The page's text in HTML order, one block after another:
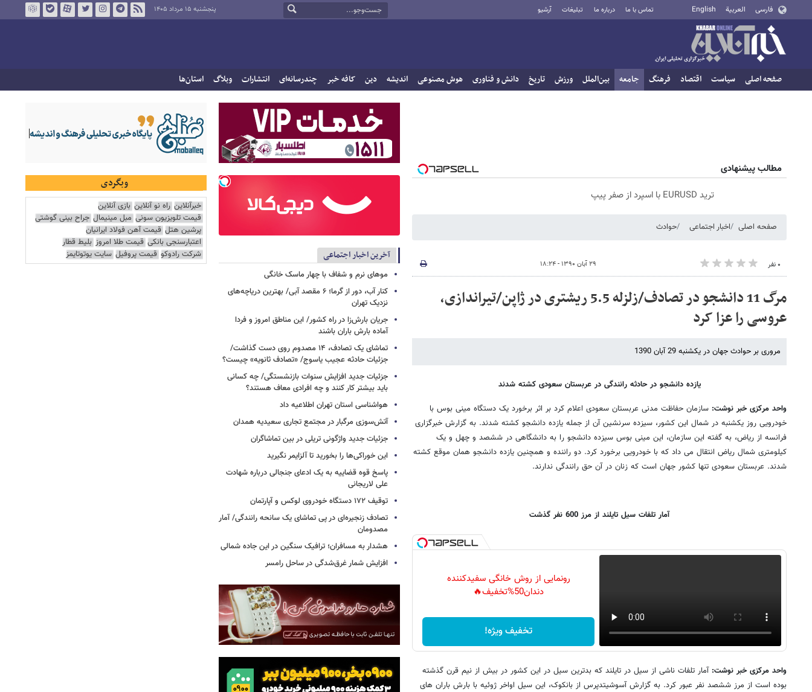
فارسی العربية English تماس با ما درباره ما تبلیغات آرشیو پنجشنبه ۱۵ مرداد ۱۴۰۵
صفحه اصلی سیاست اقتصاد فرهنگ جامعه بین‌الملل ورزش تاریخ دانش و فناوری هوش مصنوعی اندیشه دین کافه خبر چندرسانه‌ای انتشارات وبلاگ استان‌ها
مطالب پیشنهادی
ترید EURUSD با اسپرد از صفر پیپ
صفحه اصلی اخبار اجتماعی حوادث
۰ نفر ۲۹ آبان ۱۳۹۰ - ۱۸:۲۴
مرگ 11 دانشجو در تصادف/زلزله 5.5 ریشتری در ژاپن/تیراندازی،
عروسی را عزا کرد
مروری بر حوادث جهان در یکشنبه 29 آبان 1390
یازده دانشجو در حادثه رانندگی در عربستان سعودی کشته شدند
واحد مرکزی خبر نوشت: سازمان حفاظت مدنی عربستان سعودی اعلام کرد بر اثر برخورد یک دستگاه مینی بوس با
خودرویی روز یکشنبه در شمال این کشور، سیزده سرنشین آن از جمله یازده دانشجو کشته شدند. به گزارش خبرگزاری
فرانسه از ریاض،‌ به گفته این سازمان، این مینی بوس سیزده دانشجو را به دانشگاهی در ششصد و چهل و یک
کیلومتری شمال ریاض انتقال می داد که با خودرویی برخورد کرد. دو راننده و همچنین یازده دانشجو همان موقع کشته
شدند. عربستان سعودی تنها کشور جهان است که زنان در آن حق رانندگی ندارند.
آمار تلفات سیل تایلند از مرز 600 نفر گذشت
رونمایی از روش خانگی سفیدکننده
دندان50%تخفیف🔥
تخفیف ویژه!
واحد مرکزی خبر نوشت:آمار تلفات ناشی از سیل در تایلند که بدترین سیل در این کشور در بیش از نیم قرن گذشته
بوده است از مرز ششصد نفر عبور کرد. به گزارش آسوشیتدپرس از بانکوک، این سیل اواخر ژوئیه با بارش باران های
آخرین اخبار اجتماعی
موهای نرم و شفاف با چهار ماسک خانگی
کنار آب، دور از گرما؛ ۶ مقصد آبی/ بهترین دریاچه‌های
نزدیک تهران
جریان بارش‌زا در راه کشور/ این مناطق امروز و فردا
آماده بارش باران باشند
تماشای یک تصادف، ۱۴ مصدوم روی دست گذاشت/
جزئیات حادثه عجیب یاسوج/ «تصادف ثانویه» چیست؟
جزئیات جدید افزایش سنوات بازنشستگی/ چه کسانی
باید بیشتر کار کنند و چه افرادی معاف هستند؟
هواشناسی استان تهران اطلاعیه داد
آتش‌سوزی مرگبار در مجتمع تجاری سعیدیه همدان
جزئیات جدید واژگونی تریلی در بین تماشاگران
این خوراکی‌ها را بخورید تا آلزایمر نگیرید
پاسخ قوه قضاییه به یک ادعای جنجالی درباره شهادت
علی لاریجانی
توقیف ۱۷۲ دستگاه خودروی لوکس و آپارتمان
تصادف زنجیره‌ای در پی تماشای یک سانحه رانندگی/ آمار
مصدومان
هشدار به مسافران؛ ترافیک سنگین در این جاده شمالی
افزایش شمار غرق‌شدگی در ساحل رامسر
وبگردی
خبرآنلاین راه نو آنلاین بازی آنلاین
قیمت تلویزیون سونی مبل مینیمال جراح بینی گوشتی
پرشین هتل قیمت آهن فولاد ایرانیان
اعتبارسنجی بانکی قیمت طلا امروز بلیط قطار
شرکت رادوکو قیمت پروفیل سایت یوتوتایمز